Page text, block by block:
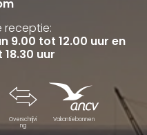
receptie:
9.00 tot 12.00 uur en
uur
Overschrijvi
ng
Vakantiebonnen